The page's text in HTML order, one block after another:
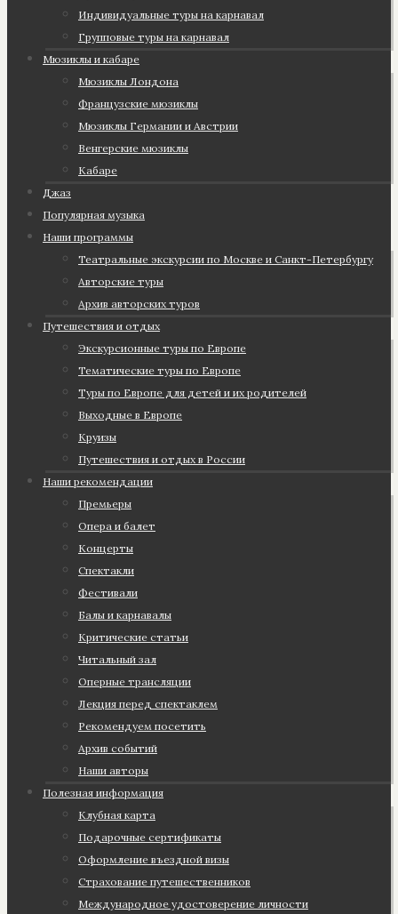
Индивидуальные туры на карнавал
Групповые туры на карнавал
Мюзиклы и кабаре
Мюзиклы Лондона
Французские мюзиклы
Мюзиклы Германии и Австрии
Венгерские мюзиклы
Кабаре
Джаз
Популярная музыка
Наши программы
Театральные экскурсии по Москве и Санкт-Петербургу
Авторские туры
Архив авторских туров
Путешествия и отдых
Экскурсионные туры по Европе
Тематические туры по Европе
Туры по Европе для детей и их родителей
Выходные в Европе
Круизы
Путешествия и отдых в России
Наши рекомендации
Премьеры
Опера и балет
Концерты
Спектакли
Фестивали
Балы и карнавалы
Критические статьи
Читальный зал
Оперные трансляции
Лекция перед спектаклем
Рекомендуем посетить
Архив событий
Наши авторы
Полезная информация
Клубная карта
Подарочные сертификаты
Оформление въездной визы
Страхование путешественников
Международное удостоверение личности